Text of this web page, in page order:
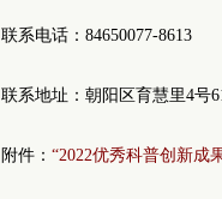
联系电话：84650077-8613
联系地址：朝阳区育慧里4号
附件： “2022优秀科普创新成